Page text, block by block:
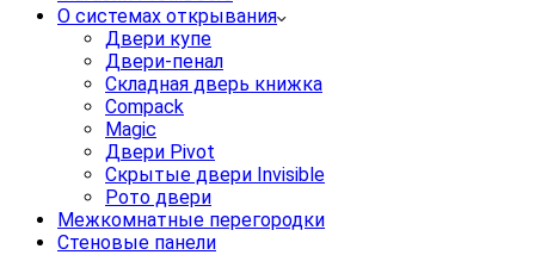
О системах открывания
Двери купе
Двери-пенал
Складная дверь книжка
Compack
Magic
Двери Pivot
Скрытые двери Invisible
Рото двери
Межкомнатные перегородки
Стеновые панели